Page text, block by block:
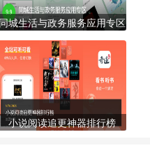
同城生活与政务服务应用专区
小说阅读追更神器排行榜